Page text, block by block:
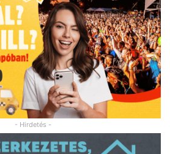
- Hirdetés -